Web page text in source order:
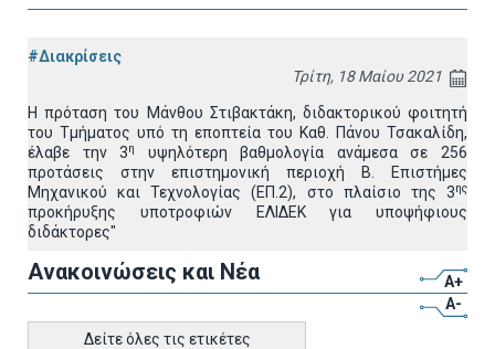
#Διακρίσεις
Τρίτη, 18 Μαίου 2021
Η πρόταση του Μάνθου Στιβακτάκη, διδακτορικού φοιτητή
του Τμήματος υπό τη εποπτεία του Kαθ. Πάνου Τσακαλίδη,
έλαβε την 3η
υψηλότερη βαθμολογία ανάμεσα σε 256
προτάσεις στην επιστημονική περιοχή Β. Επιστήμες
Μηχανικού και Τεχνολογίας (ΕΠ.2), στο πλαίσιο της 3ης
προκήρυξης υποτροφιών ΕΛΙΔΕΚ για υποψήφιους
διδάκτορες"
Ανακοινώσεις και Νέα
A+
A-
Δείτε όλες τις ετικέτες